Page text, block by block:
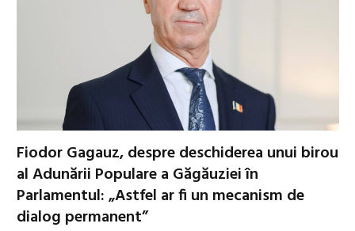
Fiodor Gagauz, despre deschiderea unui birou
al Adunării Populare a Găgăuziei în
Parlamentul: „Astfel ar fi un mecanism de
dialog permanent”